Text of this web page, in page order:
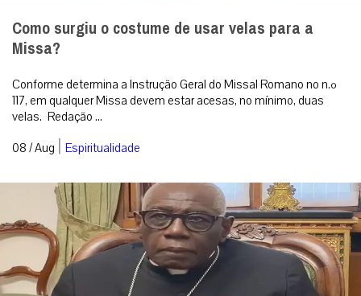
Como surgiu o costume de usar velas para a
Missa?
Conforme determina a Instrução Geral do Missal Romano no n.º
117, em qualquer Missa devem estar acesas, no mínimo, duas
velas. Redação ...
08 / Aug | Espiritualidade